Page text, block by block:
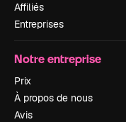
Affiliés
Entreprises
Notre entreprise
Prix
À propos de nous
Avis